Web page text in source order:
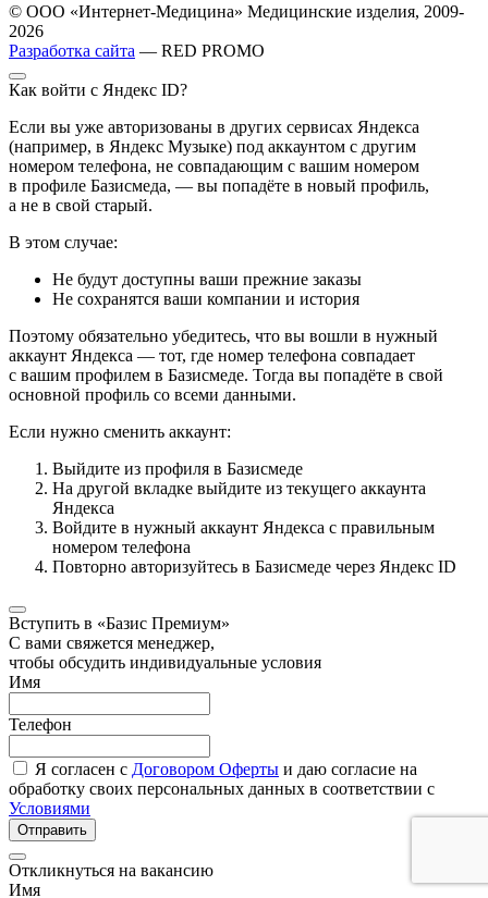
© ООО «Интернет-Медицина» Медицинские изделия, 2009-
2026
Разработка сайта — RED PROMO
Как войти с Яндекс ID?
Если вы уже авторизованы в других сервисах Яндекса
(например, в Яндекс Музыке) под аккаунтом с другим
номером телефона, не совпадающим с вашим номером
в профиле Базисмеда, — вы попадёте в новый профиль,
а не в свой старый.
В этом случае:
Не будут доступны ваши прежние заказы
Не сохранятся ваши компании и история
Поэтому обязательно убедитесь, что вы вошли в нужный
аккаунт Яндекса — тот, где номер телефона совпадает
с вашим профилем в Базисмеде. Тогда вы попадёте в свой
основной профиль со всеми данными.
Если нужно сменить аккаунт:
Выйдите из профиля в Базисмеде
На другой вкладке выйдите из текущего аккаунта
Яндекса
Войдите в нужный аккаунт Яндекса с правильным
номером телефона
Повторно авторизуйтесь в Базисмеде через Яндекс ID
Вступить в «Базис Премиум»
С вами свяжется менеджер,
чтобы обсудить индивидуальные условия
Имя
Телефон
Я согласен с Договором Оферты и даю согласие на
обработку своих персональных данных в соответствии с
Условиями
Отправить
Откликнуться на вакансию
Имя